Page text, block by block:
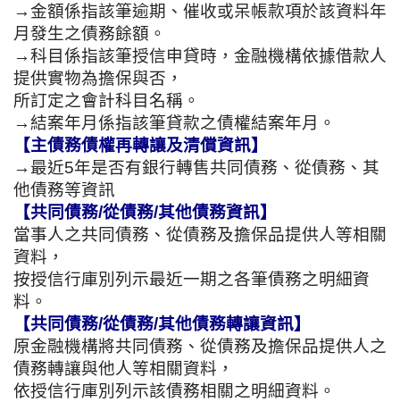
→金額係指該筆逾期、催收或呆帳款項於該資料年
月發生之債務餘額。
→科目係指該筆授信申貸時，金融機構依據借款人
提供實物為擔保與否，
所訂定之會計科目名稱。
→結案年月係指該筆貸款之債權結案年月。
【主債務債權再轉讓及清償資訊】
→最近5年是否有銀行轉售共同債務、從債務、其
他債務等資訊
【共同債務/從債務/其他債務資訊】
當事人之共同債務、從債務及擔保品提供人等相關
資料，
按授信行庫別列示最近一期之各筆債務之明細資
料。
【共同債務/從債務/其他債務轉讓資訊】
原金融機構將共同債務、從債務及擔保品提供人之
債務轉讓與他人等相關資料，
依授信行庫別列示該債務相關之明細資料。